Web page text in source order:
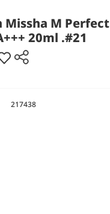
Missha M
20ml .#21
217438